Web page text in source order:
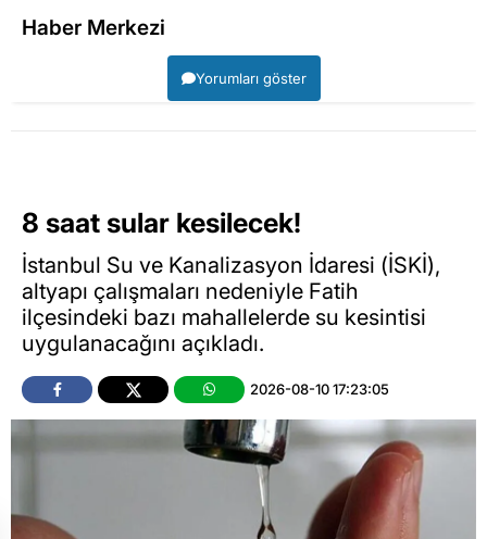
Haber Merkezi
Yorumları göster
8 saat sular kesilecek!
İstanbul Su ve Kanalizasyon İdaresi (İSKİ),
altyapı çalışmaları nedeniyle Fatih
ilçesindeki bazı mahallelerde su kesintisi
uygulanacağını açıkladı.
2026-08-10 17:23:05